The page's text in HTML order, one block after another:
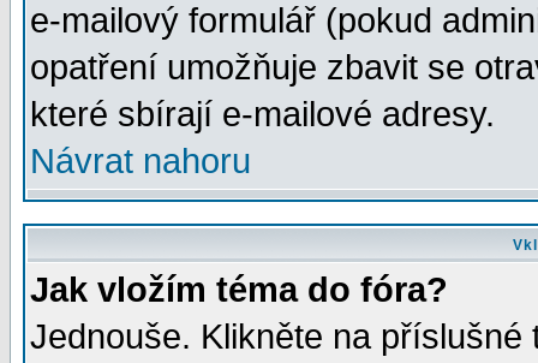
e-mailový formulář (pokud
opatření umožňuje zbavit se
které sbírají e-mailové adresy.
Návrat nahoru
Jak vložím téma do fóra?
Jednouše. Klikněte na